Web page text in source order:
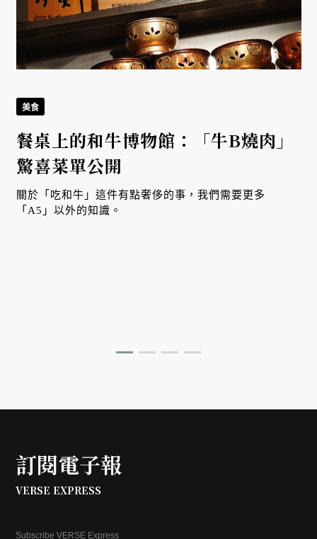
美食
餐桌上的和牛博物館：「牛B燒肉」
驚喜菜單公開
關於「吃和牛」這件有點奢侈的事，我們需要更多
「A5」以外的知識。
訂閱電子報
VERSE EXPRESS
Subscribe VERSE Express